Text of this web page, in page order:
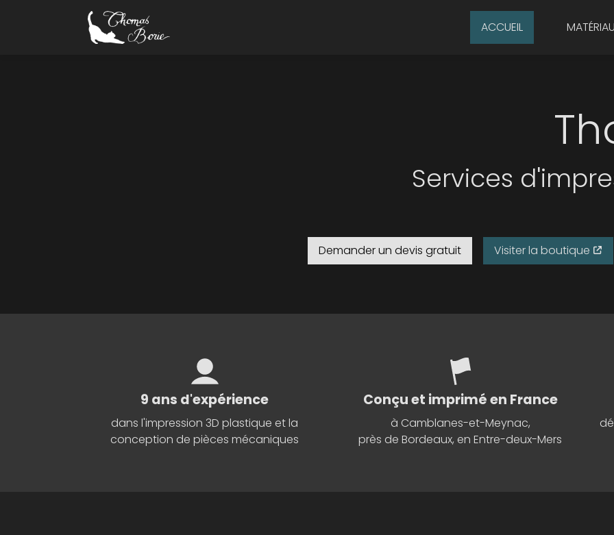
ACCUEIL
Services
Demander un devis gratuit Visiter la boutique
9 ans d'expérience
dans l'impression 3D plastique et la
conception de pièces mécaniques
Conçu et imprimé en France
à Camblanes-et-Meynac,
près de Bordeaux, en Entre-deux-Mers